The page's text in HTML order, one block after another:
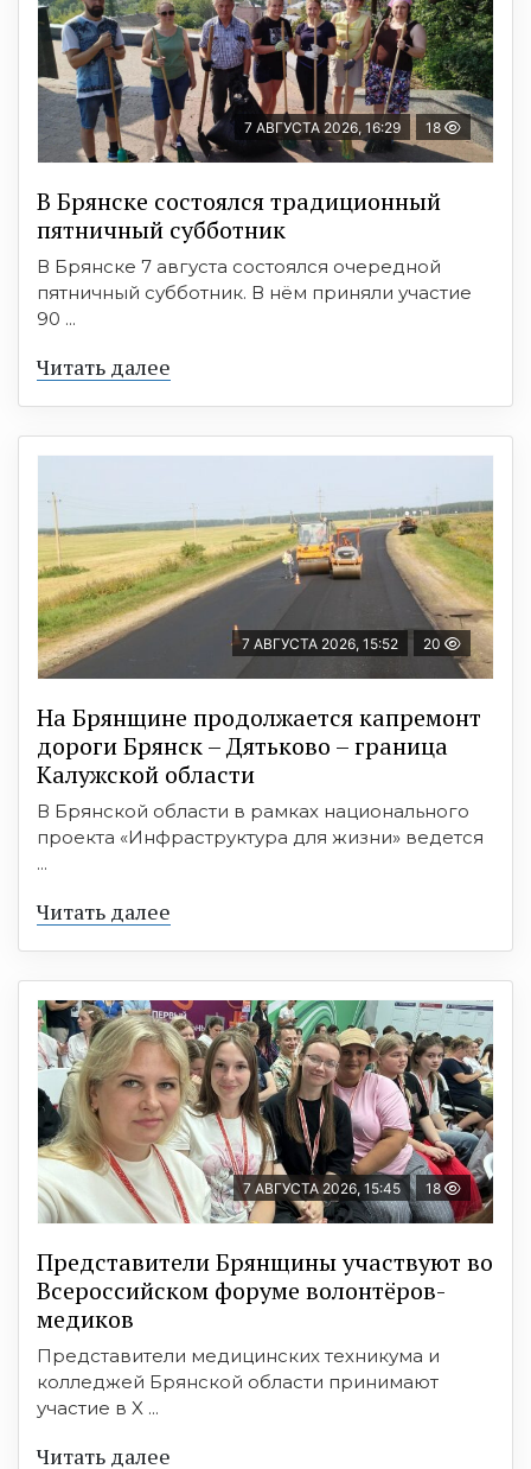
7 АВГУСТА 2026, 16:29 18
В Брянске состоялся традиционный
пятничный субботник
В Брянске 7 августа состоялся очередной
пятничный субботник. В нём приняли участие
90 ...
Читать далее
7 АВГУСТА 2026, 15:52 20
На Брянщине продолжается капремонт
дороги Брянск – Дятьково – граница
Калужской области
В Брянской области в рамках национального
проекта «Инфраструктура для жизни» ведется
...
Читать далее
7 АВГУСТА 2026, 15:45 18
Представители Брянщины участвуют во
Всероссийском форуме волонтёров-
медиков
Представители медицинских техникума и
колледжей Брянской области принимают
участие в X ...
Читать далее